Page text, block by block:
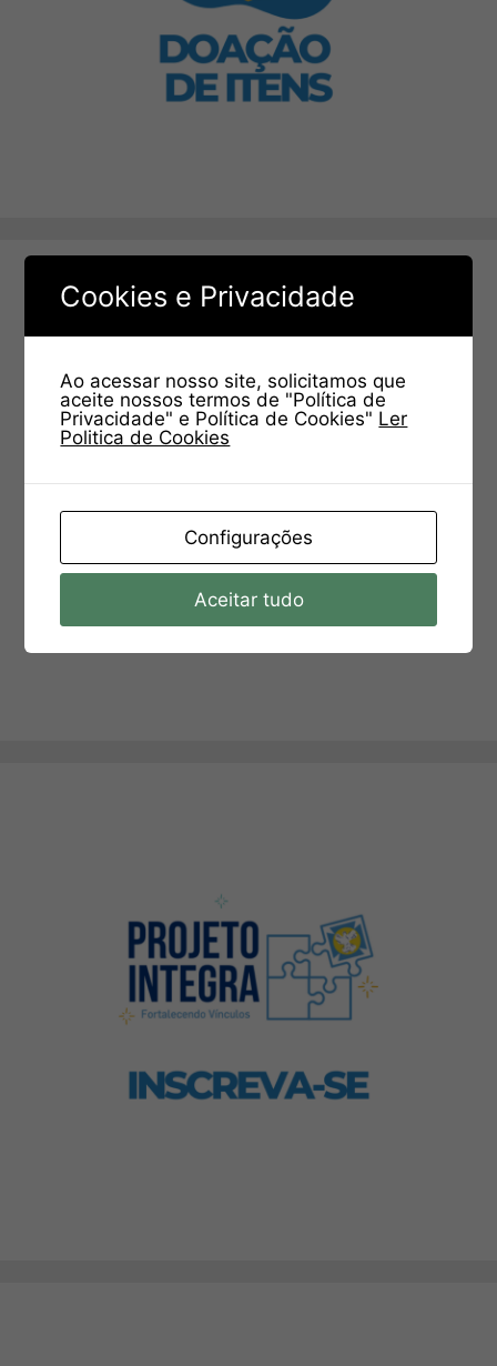
Cookies e Privacidade
Ao acessar nosso site, solicitamos que
aceite nossos termos de "Política de
Privacidade" e Política de Cookies" Ler
Politica de Cookies
Configurações
Aceitar tudo